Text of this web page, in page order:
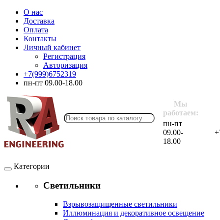
О нас
Доставка
Оплата
Контакты
Личный кабинет
Регистрация
Авторизация
+7(999)6752319
пн-пт 09.00-18.00
Мы
работаем:
пн-пт
09.00-
18.00
Категории
Светильники
Взрывозащищенные светильники
Иллюминация и декоративное освещение